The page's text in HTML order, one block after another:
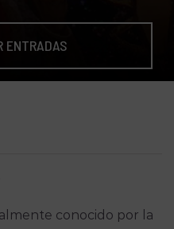
ENTRADAS
conocido por la